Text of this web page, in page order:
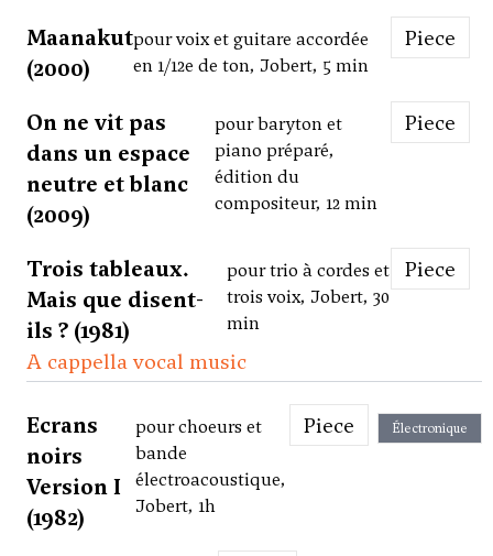
Maanakut
(2000)
pour voix et guitare accordée
en 1/12e de ton, Jobert, 5 min
Piece
On ne vit pas
dans un espace
neutre et blanc
(2009)
pour baryton et
piano préparé,
édition du
compositeur, 12 min
Piece
Trois tableaux.
Mais que disent-
ils ? (1981)
pour trio à cordes et
trois voix, Jobert, 30
min
Piece
A cappella vocal music
Ecrans
noirs
Version I
(1982)
pour choeurs et
bande
électroacoustique,
Jobert, 1h
Piece Électronique